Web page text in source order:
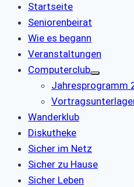
Startseite
Seniorenbeirat
Wie es begann
Veranstaltungen
Computerclub
Jahresprogramm
Wanderklub
Diskutheke
Sicher im Netz
Sicher zu Hause
Sicher Leben